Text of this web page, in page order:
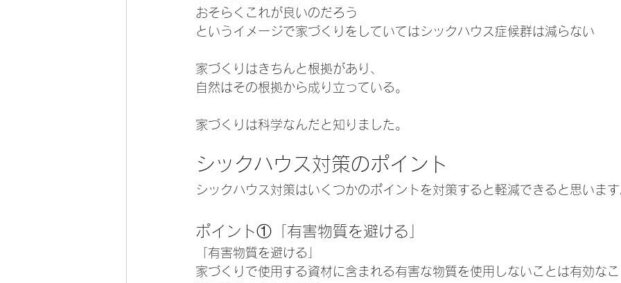
おそらくこれが良いのだろう
というイメージで家づくりをしていてはシックハウス症候群は減らない
家づくりはきちんと根拠があり、
自然はその根拠から成り立っている。
家づくりは科学なんだと知りました。
シックハウス対策のポイント
シックハウス対策はいくつかのポイントを対策すると軽減できると思いま
ポイント①「有害物質を避ける」
「有害物質を避ける」
家づくりで使用する資材に含まれる有害な物質を使用しないことは有効な